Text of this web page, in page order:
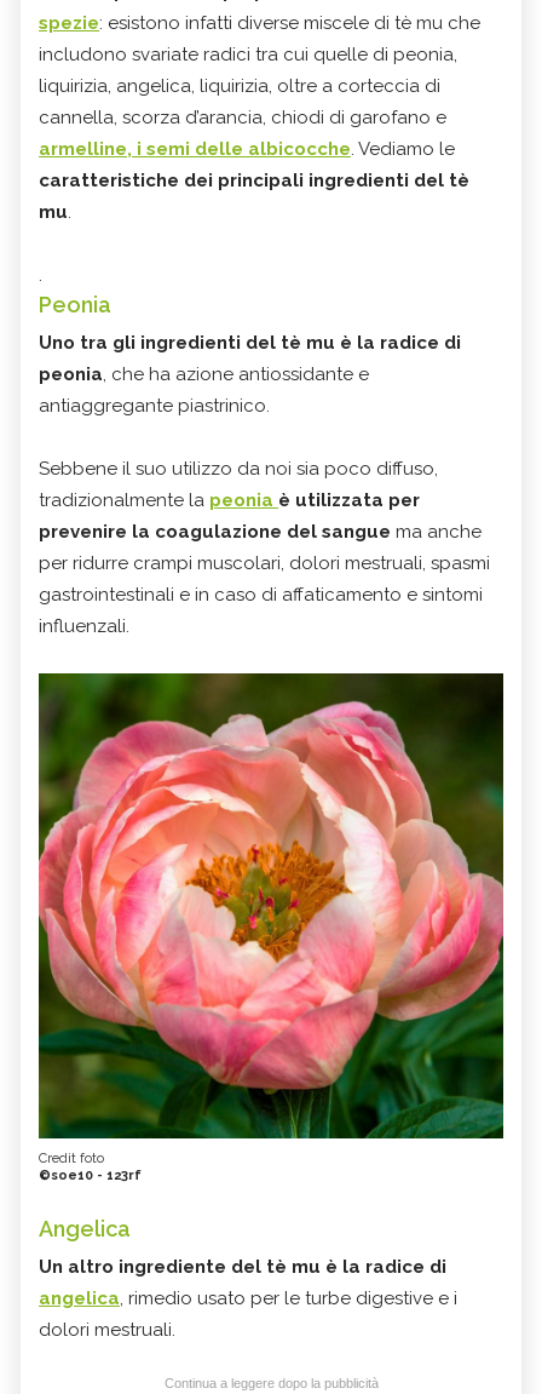
spezie: esistono infatti diverse miscele di tè mu che
includono svariate radici tra cui quelle di peonia,
liquirizia, angelica, liquirizia, oltre a corteccia di
cannella, scorza d’arancia, chiodi di garofano e
armelline, i semi delle albicocche. Vediamo le
caratteristiche dei principali ingredienti del tè
mu.
.
Peonia
Uno tra gli ingredienti del tè mu è la radice di
peonia, che ha azione antiossidante e
antiaggregante piastrinico.
Sebbene il suo utilizzo da noi sia poco diffuso,
tradizionalmente la peonia è utilizzata per
prevenire la coagulazione del sangue ma anche
per ridurre crampi muscolari, dolori mestruali, spasmi
gastrointestinali e in caso di affaticamento e sintomi
influenzali.
Credit foto
©soe10 - 123rf
Angelica
Un altro ingrediente del tè mu è la radice di
angelica, rimedio usato per le turbe digestive e i
dolori mestruali.
Continua a leggere dopo la pubblicità